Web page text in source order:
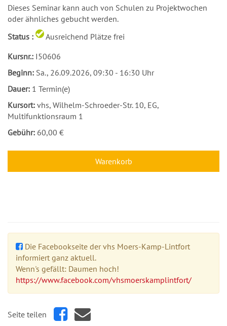
Dieses Seminar kann auch von Schulen zu Projektwochen
oder ähnliches gebucht werden.
Status :
Ausreichend Plätze frei
Kursnr.: I50606
Beginn: Sa., 26.09.2026, 09:30 - 16:30 Uhr
Dauer: 1 Termin(e)
Kursort: vhs, Wilhelm-Schroeder-Str. 10, EG,
Multifunktionsraum 1
Gebühr: 60,00 €
Warenkorb
Die Facebookseite der vhs Moers-Kamp-Lintfort
informiert ganz aktuell.
Wenn's gefällt: Daumen hoch!
https://www.facebook.com/vhsmoerskamplintfort/
Seite teilen